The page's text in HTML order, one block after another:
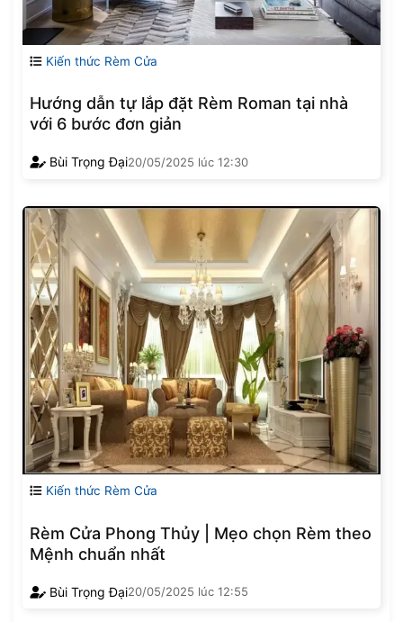
Kiến thức Rèm Cửa
Hướng dẫn tự lắp đặt Rèm Roman tại nhà
với 6 bước đơn giản
Bùi Trọng Đại20/05/2025 lúc 12:30
Kiến thức Rèm Cửa
Rèm Cửa Phong Thủy | Mẹo chọn Rèm theo
Mệnh chuẩn nhất
Bùi Trọng Đại20/05/2025 lúc 12:55